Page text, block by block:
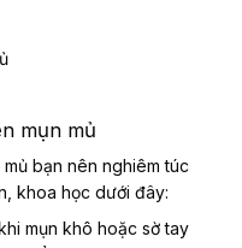
mụn mủ
bạn nên nghiêm túc
khoa học dưới đây:
mụn khô hoặc sờ tay